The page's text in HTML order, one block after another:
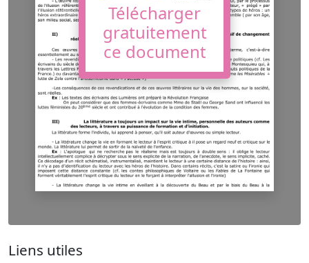
Télécharger
gratuitement
ce document
Liens utiles